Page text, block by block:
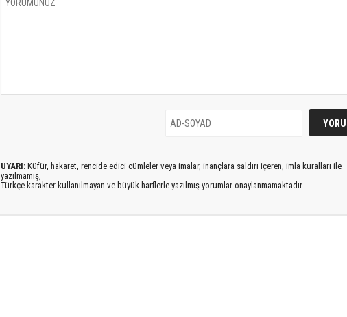
UYARI: Küfür, hakaret, rencide edici cümleler veya imalar, inançlara saldırı içeren, imla kuralları ile
yazılmamış,
Türkçe karakter kullanılmayan ve büyük harflerle yazılmış yorumlar onaylanmamaktadır.